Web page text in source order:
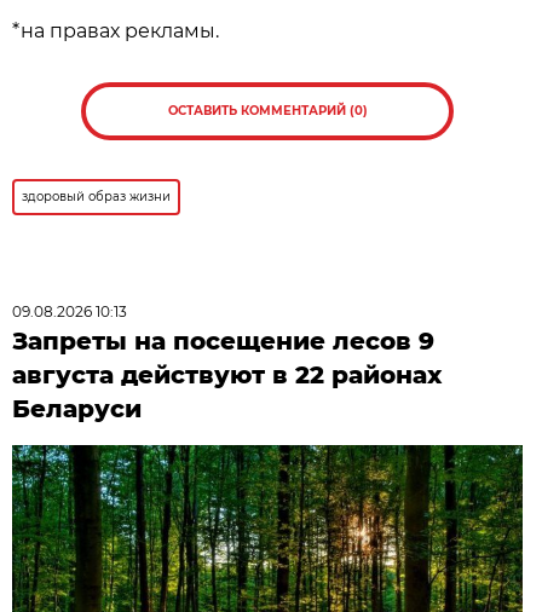
*на правах рекламы.
ОСТАВИТЬ КОММЕНТАРИЙ (0)
здоровый образ жизни
09.08.2026 10:13
Запреты на посещение лесов 9
августа действуют в 22 районах
Беларуси